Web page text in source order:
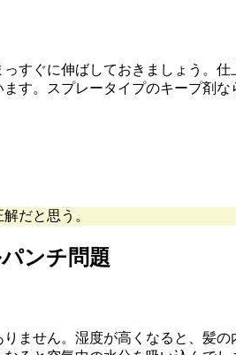
すぐに伸ばしておきましょう。
す。スプレータイプのキープ剤
だと思う。
ンチ問題
ません。湿度が高くなると、髪